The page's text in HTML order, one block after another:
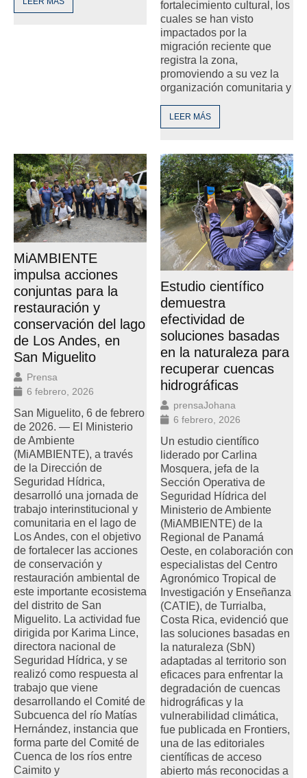
fortalecimiento cultural, los
cuales se han visto
impactados por la
migración reciente que
registra la zona,
promoviendo a su vez la
organización comunitaria y
LEER MÁS
MiAMBIENTE
impulsa acciones
conjuntas para la
restauración y
conservación del lago
de Los Andes, en
San Miguelito
Prensa
6 febrero, 2026
San Miguelito, 6 de febrero
de 2026. — El Ministerio
de Ambiente
(MiAMBIENTE), a través
de la Dirección de
Seguridad Hídrica,
desarrolló una jornada de
trabajo interinstitucional y
comunitaria en el lago de
Los Andes, con el objetivo
de fortalecer las acciones
de conservación y
restauración ambiental de
este importante ecosistema
del distrito de San
Miguelito. La actividad fue
dirigida por Karima Lince,
directora nacional de
Seguridad Hídrica, y se
realizó como respuesta al
trabajo que viene
desarrollando el Comité de
Subcuenca del río Matías
Hernández, instancia que
forma parte del Comité de
Cuenca de los ríos entre
Caimito y
Estudio científico
demuestra
efectividad de
soluciones basadas
en la naturaleza para
recuperar cuencas
hidrográficas
prensaJohana
6 febrero, 2026
Un estudio científico
liderado por Carlina
Mosquera, jefa de la
Sección Operativa de
Seguridad Hídrica del
Ministerio de Ambiente
(MiAMBIENTE) de la
Regional de Panamá
Oeste, en colaboración con
especialistas del Centro
Agronómico Tropical de
Investigación y Enseñanza
(CATIE), de Turrialba,
Costa Rica, evidenció que
las soluciones basadas en
la naturaleza (SbN)
adaptadas al territorio son
eficaces para enfrentar la
degradación de cuencas
hidrográficas y la
vulnerabilidad climática,
fue publicada en Frontiers,
una de las editoriales
científicas de acceso
abierto más reconocidas a